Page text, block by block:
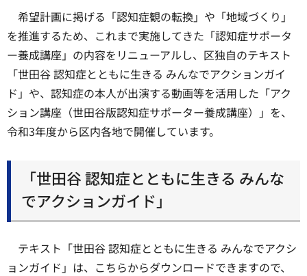
希望計画に掲げる「認知症観の転換」や「地域づくり」
を推進するため、これまで実施してきた「認知症サポータ
ー養成講座」の内容をリニューアルし、区独自のテキスト
「世田谷 認知症とともに生きる みんなでアクションガイ
ド」や、認知症の本人が出演する動画等を活用した「アク
ション講座（世田谷版認知症サポーター養成講座）」を、
令和3年度から区内各地で開催しています。
「世田谷 認知症とともに生きる みんな
でアクションガイド」
テキスト「世田谷 認知症とともに生きる みんなでアクシ
ョンガイド」は、こちらからダウンロードできますので、